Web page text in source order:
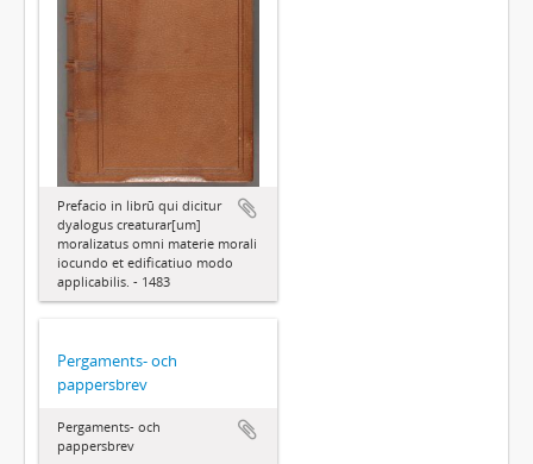
Prefacio in librū qui dicitur
dyalogus creaturar[um]
moralizatus omni materie morali
iocundo et edificatiuo modo
applicabilis. - 1483
Pergaments- och
pappersbrev
Pergaments- och
pappersbrev